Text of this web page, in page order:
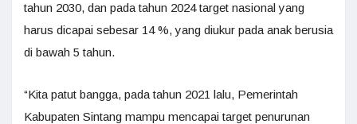
tahun 2030, dan pada tahun 2024 target nasional yang
harus dicapai sebesar 14 %, yang diukur pada anak berusia
di bawah 5 tahun.
“Kita patut bangga, pada tahun 2021 lalu, Pemerintah
Kabupaten Sintang mampu mencapai target penurunan